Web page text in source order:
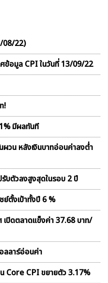
08/22)
ศข้อมูล CPI ในวันที่ 13/09/22
!
มีผลทันที
ผวน หลังเงินบาทอ่อนค่าลงต่ำ
บตัวลงสูงสุดในรอบ 2 ปี
ตั้งเป้าทั้งปี 6 %
เปิดตลาดแข็งค่า 37.68 บาท/
ลลาร์อ่อนค่า
Core CPI ขยายตัว 3.17%